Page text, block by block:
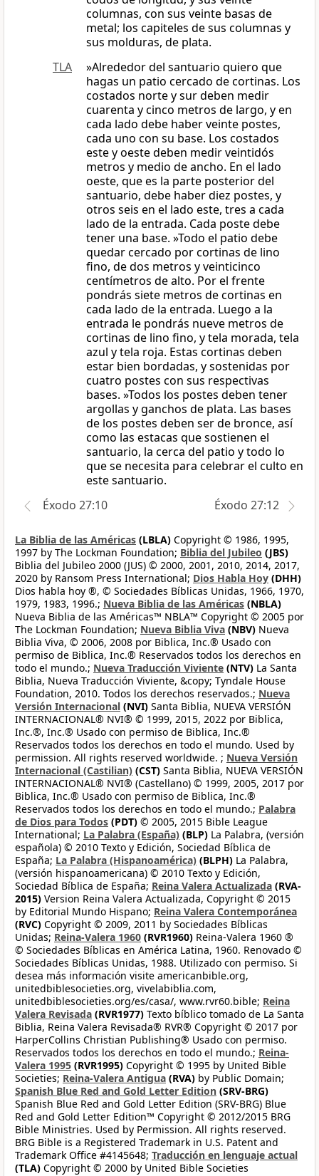
columnas, con sus veinte basas de
metal; los capiteles de sus columnas y
sus molduras, de plata.
TLA
»Alrededor del santuario quiero que
hagas un patio cercado de cortinas. Los
costados norte y sur deben medir
cuarenta y cinco metros de largo, y en
cada lado debe haber veinte postes,
cada uno con su base. Los costados
este y oeste deben medir veintidós
metros y medio de ancho. En el lado
oeste, que es la parte posterior del
santuario, debe haber diez postes, y
otros seis en el lado este, tres a cada
lado de la entrada. Cada poste debe
tener una base. »Todo el patio debe
quedar cercado por cortinas de lino
fino, de dos metros y veinticinco
centímetros de alto. Por el frente
pondrás siete metros de cortinas en
cada lado de la entrada. Luego a la
entrada le pondrás nueve metros de
cortinas de lino fino, y tela morada, tela
azul y tela roja. Estas cortinas deben
estar bien bordadas, y sostenidas por
cuatro postes con sus respectivas
bases. »Todos los postes deben tener
argollas y ganchos de plata. Las bases
de los postes deben ser de bronce, así
como las estacas que sostienen el
santuario, la cerca del patio y todo lo
que se necesita para celebrar el culto en
este santuario.
Éxodo 27:10
Éxodo 27:12
La Biblia de las Américas (LBLA) Copyright © 1986, 1995,
1997 by The Lockman Foundation; Biblia del Jubileo (JBS)
Biblia del Jubileo 2000 (JUS) © 2000, 2001, 2010, 2014, 2017,
2020 by Ransom Press International; Dios Habla Hoy (DHH)
Dios habla hoy ®, © Sociedades Bíblicas Unidas, 1966, 1970,
1979, 1983, 1996.; Nueva Biblia de las Américas (NBLA)
Nueva Biblia de las Américas™ NBLA™ Copyright © 2005 por
The Lockman Foundation; Nueva Biblia Viva (NBV) Nueva
Biblia Viva, © 2006, 2008 por Biblica, Inc.® Usado con
permiso de Biblica, Inc.® Reservados todos los derechos en
todo el mundo.; Nueva Traducción Viviente (NTV) La Santa
Biblia, Nueva Traducción Viviente, &copy; Tyndale House
Foundation, 2010. Todos los derechos reservados.; Nueva
Versión Internacional (NVI) Santa Biblia, NUEVA VERSIÓN
INTERNACIONAL® NVI® © 1999, 2015, 2022 por Biblica,
Inc.®, Inc.® Usado con permiso de Biblica, Inc.®
Reservados todos los derechos en todo el mundo. Used by
permission. All rights reserved worldwide. ; Nueva Versión
Internacional (Castilian) (CST) Santa Biblia, NUEVA VERSIÓN
INTERNACIONAL® NVI® (Castellano) © 1999, 2005, 2017 por
Biblica, Inc.® Usado con permiso de Biblica, Inc.®
Reservados todos los derechos en todo el mundo.; Palabra
de Dios para Todos (PDT) © 2005, 2015 Bible League
International; La Palabra (España) (BLP) La Palabra, (versión
española) © 2010 Texto y Edición, Sociedad Bíblica de
España; La Palabra (Hispanoamérica) (BLPH) La Palabra,
(versión hispanoamericana) © 2010 Texto y Edición,
Sociedad Bíblica de España; Reina Valera Actualizada (RVA-
2015) Version Reina Valera Actualizada, Copyright © 2015
by Editorial Mundo Hispano; Reina Valera Contemporánea
(RVC) Copyright © 2009, 2011 by Sociedades Bíblicas
Unidas; Reina-Valera 1960 (RVR1960) Reina-Valera 1960 ®
© Sociedades Bíblicas en América Latina, 1960. Renovado ©
Sociedades Bíblicas Unidas, 1988. Utilizado con permiso. Si
desea más información visite americanbible.org,
unitedbiblesocieties.org, vivelabiblia.com,
unitedbiblesocieties.org/es/casa/, www.rvr60.bible; Reina
Valera Revisada (RVR1977) Texto bíblico tomado de La Santa
Biblia, Reina Valera Revisada® RVR® Copyright © 2017 por
HarperCollins Christian Publishing® Usado con permiso.
Reservados todos los derechos en todo el mundo.; Reina-
Valera 1995 (RVR1995) Copyright © 1995 by United Bible
Societies; Reina-Valera Antigua (RVA) by Public Domain;
Spanish Blue Red and Gold Letter Edition (SRV-BRG)
Spanish Blue Red and Gold Letter Edition (SRV-BRG) Blue
Red and Gold Letter Edition™ Copyright © 2012/2015 BRG
Bible Ministries. Used by Permission. All rights reserved.
BRG Bible is a Registered Trademark in U.S. Patent and
Trademark Office #4145648; Traducción en lenguaje actual
(TLA) Copyright © 2000 by United Bible Societies